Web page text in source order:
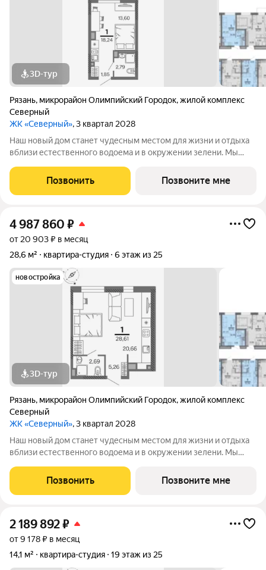
3D-тур
Рязань, микрорайон Олимпийский Городок,жилой комплекс
Северный
ЖК «Северный», 3 квартал 2028
Наш новый дом станет чудесным местом для жизни и отдыха
вблизи естественного водоема и в окружении зелени. Мы
небольших студий, в которых можно начать свою
студенческую самостоятельную жизнь до
Позвонить Позвоните мне
4 987 860 ₽
от 20 903 ₽ в месяц
28,6 м²
квартира-студия 6 этаж из 25
новостройка
3D-тур
Рязань, микрорайон Олимпийский Городок,жилой комплекс
Северный
ЖК «Северный», 3 квартал 2028
Наш новый дом станет чудесным местом для жизни и отдыха
вблизи естественного водоема и в окружении зелени. Мы
небольших студий, в которых можно начать свою
студенческую самостоятельную жизнь до
Позвонить Позвоните мне
2 189 892₽
от 9 178 ₽ в месяц
14,1 м²
квартира-студия 19 этаж из 25